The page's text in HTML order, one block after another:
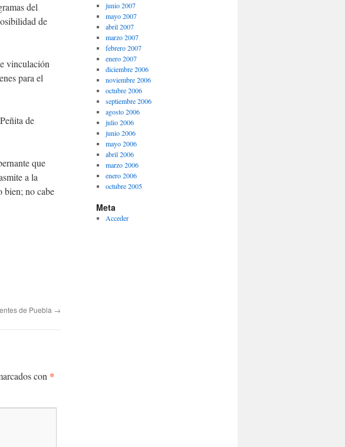
del
de
vinculación
para el
de
que
a la
bien; no cabe
de Puebla →
con *
junio 2007
mayo 2007
abril 2007
marzo 2007
febrero 2007
enero 2007
diciembre 2006
noviembre 2006
octubre 2006
septiembre 2006
agosto 2006
julio 2006
junio 2006
mayo 2006
abril 2006
marzo 2006
enero 2006
octubre 2005
Meta
Acceder